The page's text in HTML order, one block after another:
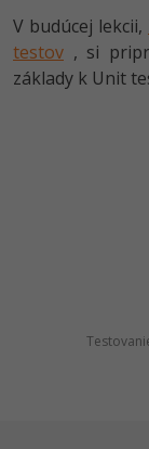
V budúcej lekcii,
testov , si
základy k Unit